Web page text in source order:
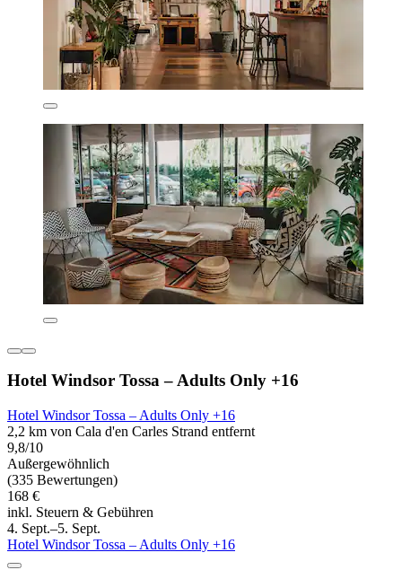
Hotel Windsor Tossa – Adults Only +16
Hotel Windsor Tossa – Adults Only +16
2,2 km von Cala d'en Carles Strand entfernt
9,8/10
Außergewöhnlich
(335 Bewertungen)
168 €
inkl. Steuern & Gebühren
4. Sept.–5. Sept.
Hotel Windsor Tossa – Adults Only +16